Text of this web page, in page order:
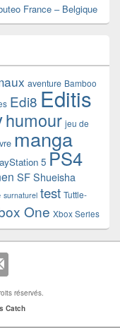
France – Belgique
aventure Bamboo
Edi8 Editis
humour jeu de
manga
5 PS4
SF Shueisha
surnaturel test Tuttle-
One Xbox Series
réservés.
Catch